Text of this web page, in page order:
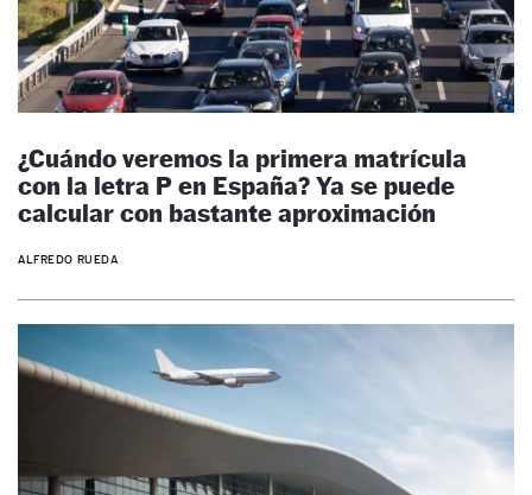
¿Cuándo veremos la primera matrícula
con la letra P en España? Ya se puede
calcular con bastante aproximación
ALFREDO RUEDA